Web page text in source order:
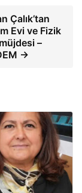
Çalık’tan
Evi ve Fizik
–
→